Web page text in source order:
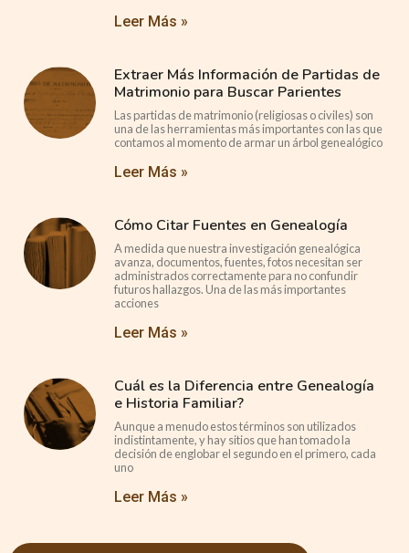
Leer Más »
Extraer Más Información de Partidas de
Matrimonio para Buscar Parientes
Las partidas de matrimonio (religiosas o civiles) son
una de las herramientas más importantes con las que
contamos al momento de armar un árbol genealógico
Leer Más »
Cómo Citar Fuentes en Genealogía
A medida que nuestra investigación genealógica
avanza, documentos, fuentes, fotos necesitan ser
administrados correctamente para no confundir
futuros hallazgos. Una de las más importantes
acciones
Leer Más »
Cuál es la Diferencia entre Genealogía
e Historia Familiar?
Aunque a menudo estos términos son utilizados
indistintamente, y hay sitios que han tomado la
decisión de englobar el segundo en el primero, cada
uno
Leer Más »